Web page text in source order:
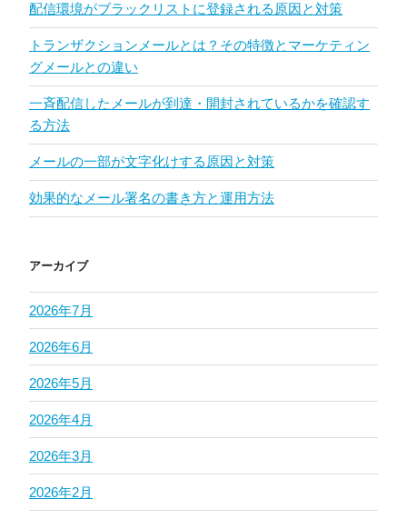
配信環境がブラックリストに登録される原因と対策
トランザクションメールとは？その特徴とマーケティン
グメールとの違い
一斉配信したメールが到達・開封されているかを確認す
る方法
メールの一部が文字化けする原因と対策
効果的なメール署名の書き方と運用方法
アーカイブ
2026年7月
2026年6月
2026年5月
2026年4月
2026年3月
2026年2月